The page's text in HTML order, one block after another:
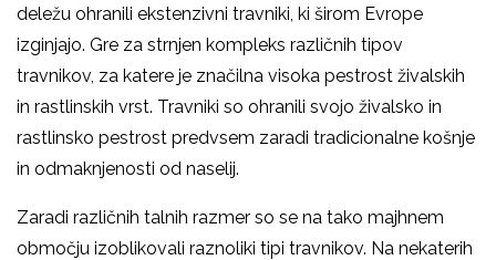
deležu ohranili ekstenzivni travniki, ki širom Evrope
izginjajo. Gre za strnjen kompleks različnih tipov
travnikov, za katere je značilna visoka pestrost živalskih
in rastlinskih vrst. Travniki so ohranili svojo živalsko in
rastlinsko pestrost predvsem zaradi tradicionalne košnje
in odmaknjenosti od naselij.
Zaradi različnih talnih razmer so se na tako majhnem
območju izoblikovali raznoliki tipi travnikov. Na nekaterih